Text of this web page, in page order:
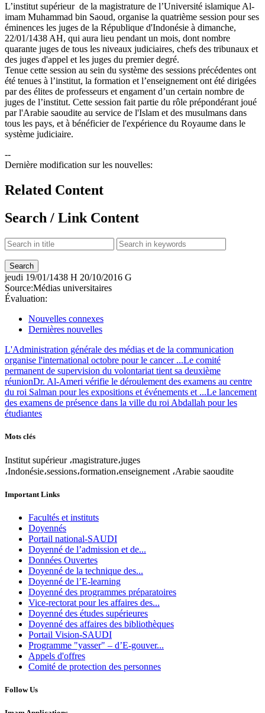
L’institut supérieur de la magistrature de l’Université islamique Al-
imam Muhammad bin Saoud, organise la quatrième session pour ses
éminences les juges de la République d'Indonésie à dimanche,
22/01/1438 AH, qui aura lieu pendant un mois, dont nombre
quarante juges de tous les niveaux judiciaires, chefs des tribunaux et
des juges d'appel et les juges du premier degré.
Tenue cette session au sein du système des sessions précédentes ont
été tenues à l’institut, la formation et l’enseignement ont été dirigées
par des élites de professeurs et engament d’un certain nombre de
juges de l’institut. Cette session fait partie du rôle prépondérant joué
par l'Arabie saoudite au service de l'Islam et des musulmans dans
tous les pays, et à bénéficier de l'expérience du Royaume dans le
système judiciaire.
--
Dernière modification sur les nouvelles:
Related Content
Search / Link Content
jeudi 19/01/1438 H 20/10/2016 G
Source:Médias universitaires
Évaluation:
Nouvelles connexes
Dernières nouvelles
L'Administration générale des médias et de la communication
organise l'international octobre pour le cancer ...Le comité
permanent de supervision du volontariat tient sa deuxième
réunionDr. Al-Ameri vérifie le déroulement des examens au centre
du roi Salman pour les expositions et événements et ...Le lancement
des examens de présence dans la ville du roi Abdallah pour les
étudiantes
Mots clés
Institut supérieur ،magistrature،juges
،Indonésie،sessions،formation،enseignement ،Arabie saoudite
Important Links
Facultés et instituts
Doyennés
Portail national-SAUDI
Doyenné de l’admission et de...
Données Ouvertes
Doyenné de la technique des...
Doyenné de l’E-learning
Doyenné des programmes préparatoires
Vice-rectorat pour les affaires des...
Doyenné des études supérieures
Doyenné des affaires des bibliothèques
Portail Vision-SAUDI
Programme "yasser" – d’E-gouver...
Appels d'offres
Comité de protection des personnes
Follow Us